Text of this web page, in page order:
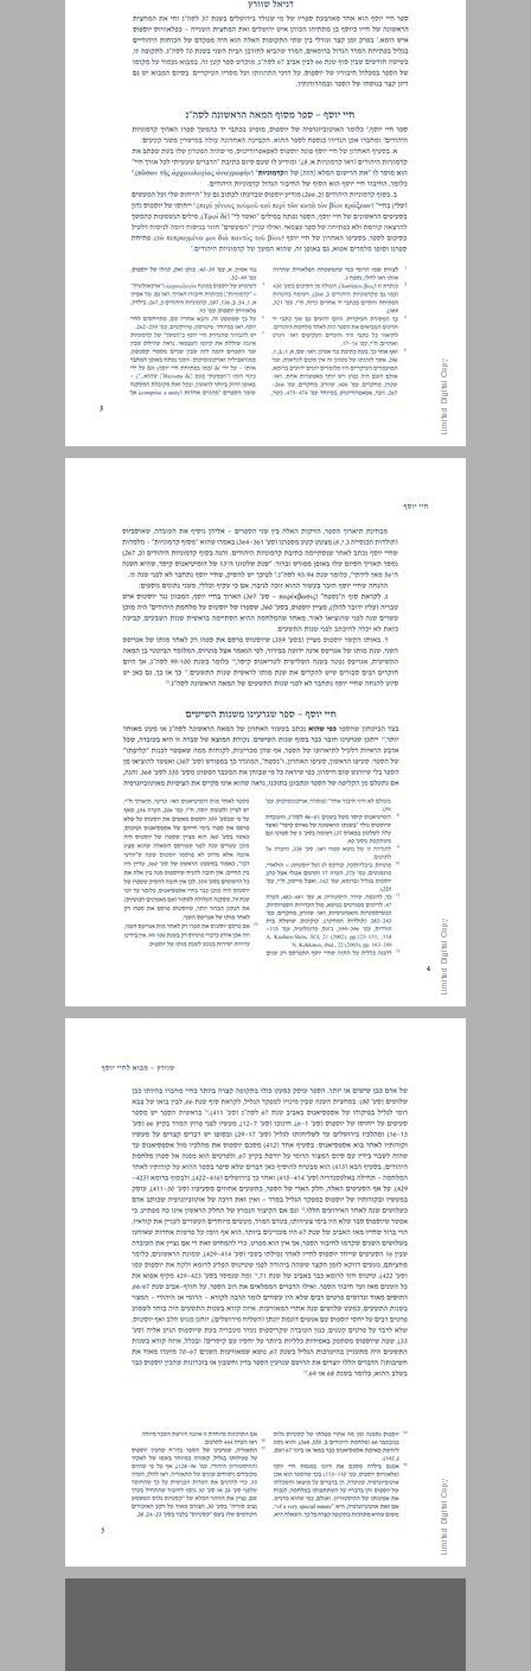
הגליל במאה הראשונה לסה"נ - פני היישוב בימיו של יוספוס לאור הממצא הארכאולוגי ... 15